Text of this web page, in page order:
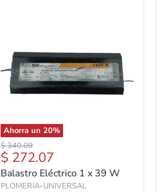
Ahorra un 20%
Precio
original
$ 340.09
Precio
actual
$ 272.07
Balastro Eléctrico 1 x 39 W
PLOMERIA-UNIVERSAL